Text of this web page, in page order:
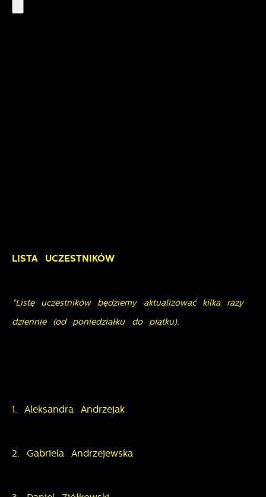
LISTA UCZESTNIKÓW
*Listę uczestników będziemy aktualizować kilka razy
dziennie (od poniedziałku do piątku).
1. Aleksandra Andrzejak
2. Gabriela Andrzejewska